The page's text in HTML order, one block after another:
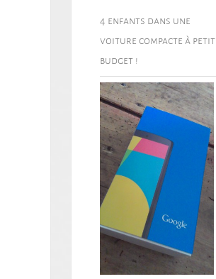
4 enfants dans une
voiture compacte à petit
budget !